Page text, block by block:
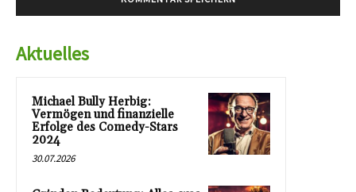
Aktuelles
Michael Bully Herbig:
Vermögen und finanzielle
Erfolge des Comedy-Stars
2024
30.07.2026